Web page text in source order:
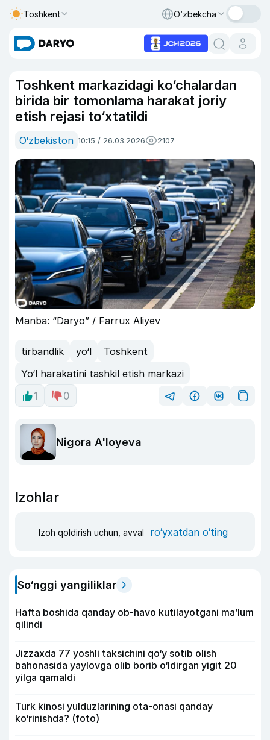
Toshkent O‘zbekcha
Toshkent markazidagi ko‘chalardan
birida bir tomonlama harakat joriy
etish rejasi to‘xtatildi
O‘zbekiston 10:15 / 26.03.2026 2107
Manba: “Daryo” / Farrux Aliyev
tirbandlik yo‘l
Toshkent
Yo‘l harakatini tashkil etish markazi
1
0
Nigora A'loyeva
Izohlar
Izoh qoldirish uchun, avval ro‘yxatdan o‘ting
So‘nggi yangiliklar
Hafta boshida qanday ob-havo kutilayotgani ma’lum
qilindi
Jizzaxda 77 yoshli taksichini qo‘y sotib olish
bahonasida yaylovga olib borib o‘ldirgan yigit 20
yilga qamaldi
Turk kinosi yulduzlarining ota-onasi qanday
ko‘rinishda? (foto)